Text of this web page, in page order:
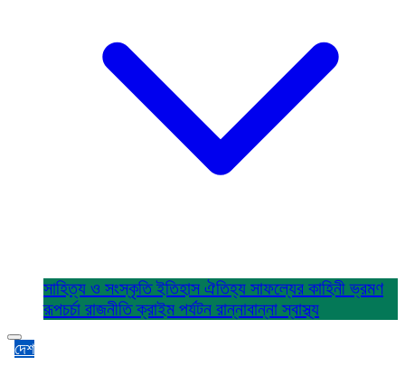
সাহিত্য ও সংস্কৃতিইতিহাস ঐতিহ্য সাফল্যের কাহিনীভ্রমণ
রূপচর্চা রাজনীতিক্রাইম পর্যটন রান্নাবান্নাস্বাস্থ্য
দেশ